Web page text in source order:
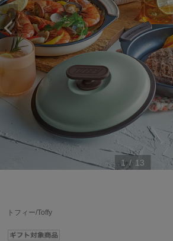
1 / 13
トフィー/Toffy